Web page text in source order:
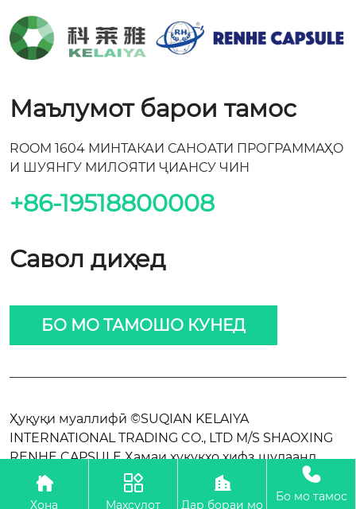
Маълумот барои тамос
ROOM 1604 МИНТАКАИ САНОАТИ ПРОГРАММАҲО
И ШУЯНГУ МИЛОЯТИ ҶИАНСУ ЧИН
+86-19518800008
Савол диҳед
БО МО ТАМОШО КУНЕД
Ҳуқуқи муаллифӣ ©SUQIAN KELAIYA
INTERNATIONAL TRADING CO., LTD M/S SHAOXING
RENHE CAPSULE Ҳамаи ҳуқуқҳо ҳифз шудаанд.

Хона

Маҳсулот

Дар бораи мо

Бо мо тамос